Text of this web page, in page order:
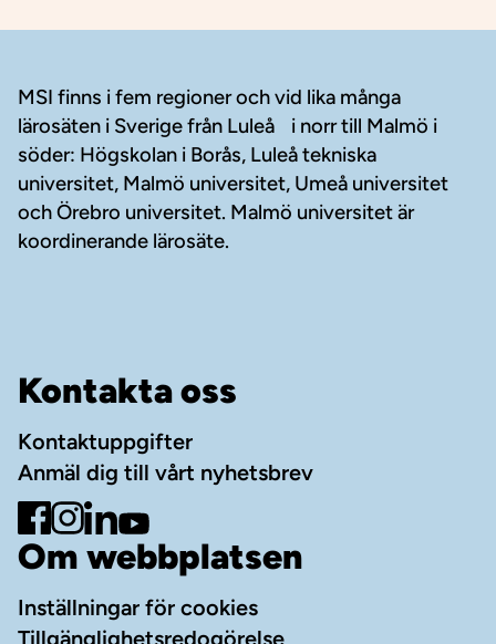
MSI finns i fem regioner och vid lika många
lärosäten i Sverige från Luleå i norr till Malmö i
söder: Högskolan i Borås, Luleå tekniska
universitet, Malmö universitet, Umeå universitet
och Örebro universitet. Malmö universitet är
koordinerande lärosäte.
Kontakta oss
Kontaktuppgifter
Anmäl dig till vårt nyhetsbrev
Gå till Facebook
Gå till Instagram
Gå till LinkedIn
Gå till YouTube
Om webbplatsen
Inställningar för cookies
Tillgänglighetsredogörelse